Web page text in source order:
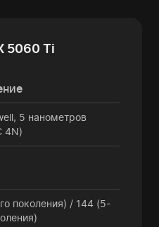
5060 Ti
5 нанометров
4N)
поколения) / 144 (5-